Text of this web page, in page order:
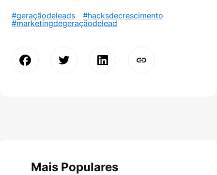
#geraçãodeleads
#hacksdecrescimento
#marketingdegeraçãodelead
Mais Populares